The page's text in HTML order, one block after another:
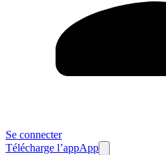
Se connecter
Télécharge l’appApp